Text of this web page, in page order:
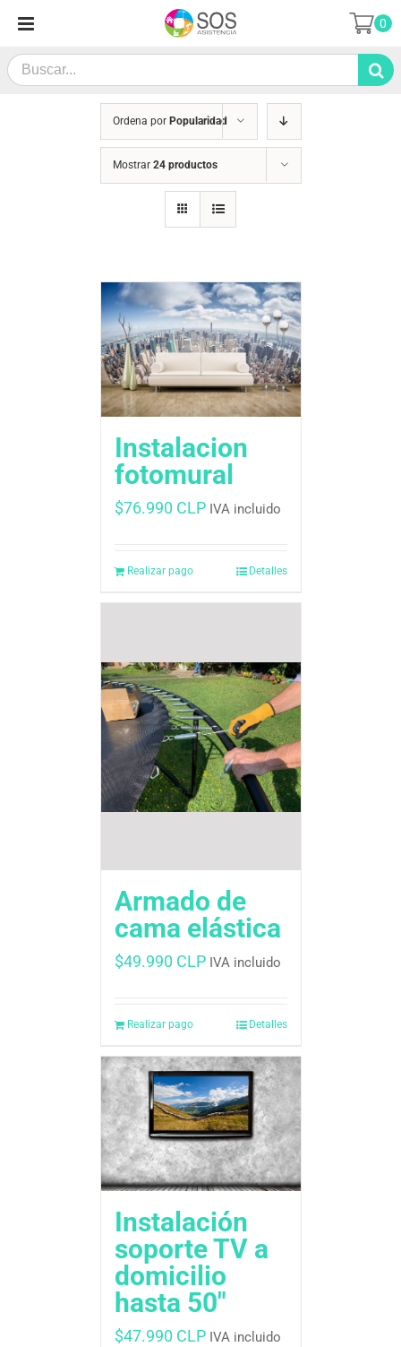
contenido
Search
for:
0
Ordena por Popularidad
Mostrar 24 productos
Instalacion
fotomural
$76.990 CLP IVA incluido
Realizar pago Detalles
Armado de
cama elástica
$49.990 CLP IVA incluido
Realizar pago Detalles
Instalación
soporte TV a
domicilio
hasta 50″
$47.990 CLP IVA incluido